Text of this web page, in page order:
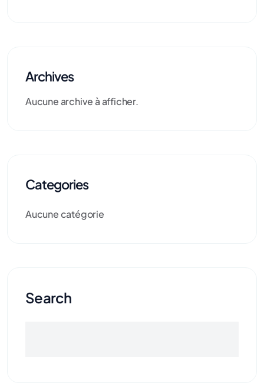
Archives
Aucune archive à afficher.
Categories
Aucune catégorie
Search